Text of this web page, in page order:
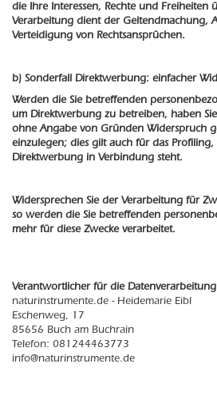
die Ihre Interessen, Rechte und Freiheiten
Verarbeitung dient der Geltendmachung,
Verteidigung von Rechtsansprüchen.
b) Sonderfall Direktwerbung: einfacher
Werden die Sie betreffenden
um Direktwerbung zu betreiben, haben
ohne Angabe von Gründen Widerspruch
einzulegen; dies gilt auch für das Profiling,
Direktwerbung in Verbindung steht.
Widersprechen Sie der Verarbeitung für
so werden die Sie betreffenden
mehr für diese Zwecke verarbeitet.
Verantwortlicher für die
naturinstrumente.de - Heidemarie Eibl
Eschenweg, 17
85656 Buch am Buchrain
Telefon: 081244463773
info@naturinstrumente.de